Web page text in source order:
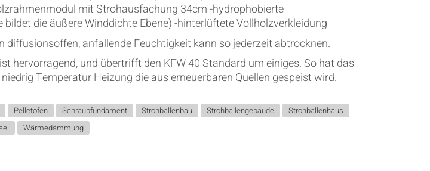
mit Strohausfachung 34cm -hydrophobierte
die äußere Winddichte Ebene) -hinterlüftete Vollholzverkleidung
diffusionsoffen, anfallende Feuchtigkeit kann so jederzeit abtrocknen.
hervorragend, und übertrifft den KFW 40 Standard um einiges. So hat das
Temperatur Heizung die aus erneuerbaren Quellen gespeist wird.
Pelletofen Schraubfundament Strohballenbau Strohballengebäude
Strohballenhaus
Wärmedämmung